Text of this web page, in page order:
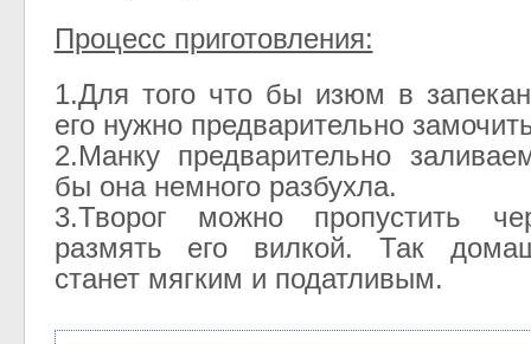
Процесс приготовления:
1.Для того что бы изюм в
его нужно предварительно
2.Манку предварительно
бы она немного разбухла.
3.Творог можно пропустить
размять его вилкой. Так
станет мягким и податливым.